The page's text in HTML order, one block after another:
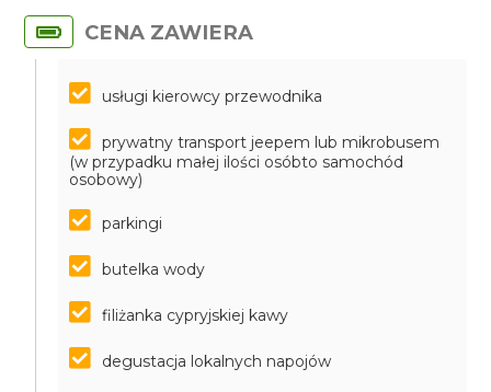
CENA ZAWIERA
usługi kierowcy przewodnika
prywatny transport jeepem lub mikrobusem
(w przypadku małej ilości osóbto samochód
osobowy)
parkingi
butelka wody
filiżanka cypryjskiej kawy
degustacja lokalnych napojów